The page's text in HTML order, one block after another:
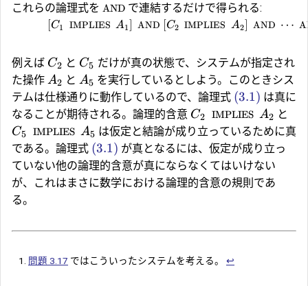
これらの論理式を AND で連結するだけで得られる:
[C1 IMPLIES A1 ] AND [C2 IMPLIES A2] AND ⋯
例えば C2 と C5 だけが真の状態で、システムが指定され
た操作 A2 と A5 を実行しているとしよう。このときシス
テムは仕様通りに動作しているので、論理式 (3.1) は真に
なることが期待される。論理的含意 C2 IMPLIES A2 と
C5 IMPLIES A5 は仮定と結論が成り立っているために真
である。論理式 (3.1) が真となるには、仮定が成り立っ
ていない他の論理的含意が真にならなくてはいけない
が、これはまさに数学における論理的含意の規則であ
る。
問題 3.17 ではこういったシステムを考える。 ↩︎